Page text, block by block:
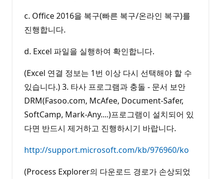
c. Office 2016을 복구(빠른 복구/온라인 복구)를
진행합니다.
d. Excel 파일을 실행하여 확인합니다.
(Excel 연결 정보는 1번 이상 다시 선택해야 할 수
있습니다.) 3. 타사 프로그램과 충돌 - 문서 보안
DRM(Fasoo.com, McAfee, Document-Safer,
SoftCamp, Mark-Any....)프로그램이 설치되어 있
다면 반드시 제거하고 진행하시기 바랍니다.
http://support.microsoft.com/kb/976960/ko
(Process Explorer의 다운로드 경로가 손상되었